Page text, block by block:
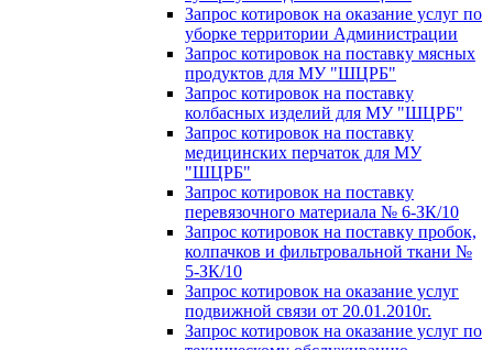
Запрос котировок на оказание услуг по
уборке территории Администрации
Запрос котировок на поставку мясных
продуктов для МУ "ШЦРБ"
Запрос котировок на поставку
колбасных изделий для МУ "ШЦРБ"
Запрос котировок на поставку
медицинских перчаток для МУ
"ШЦРБ"
Запрос котировок на поставку
перевязочного материала № 6-ЗК/10
Запрос котировок на поставку пробок,
колпачков и фильтровальной ткани №
5-ЗК/10
Запрос котировок на оказание услуг
подвижной связи от 20.01.2010г.
Запрос котировок на оказание услуг по